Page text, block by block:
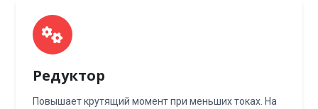
Редуктор
Повышает крутящий момент при меньших токах. На